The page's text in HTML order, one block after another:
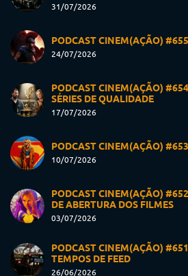
31/07/2026
PODCAST CINEM(AÇÃO)
24/07/2026
PODCAST CINEM(AÇÃO)
SÉRIES DE QUALIDADE
17/07/2026
PODCAST CINEM(AÇÃO)
10/07/2026
PODCAST CINEM(AÇÃO)
DE ABERTURA DOS FILMES
03/07/2026
PODCAST CINEM(AÇÃO)
TEMPOS DE FEED
26/06/2026